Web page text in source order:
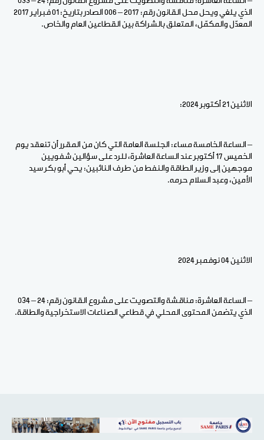
الذي يلغي ويحل محل القانون رقم: 2017 – 006 الصادر بتاريخ: 01 فبراير 2017
المعدّل والمكمّل، المتعلق بالشراكة بين القطاعين العام والخاص.
الاثنين 21 أكتوبر 2024:
– الساعة الخامسة مساء: الجلسة العامة التي كان من المقرر أن تنعقد يوم
الخميس 17 أكتوبر عند الساعة العاشرة، للرد على سؤالين شفويين
موجهين إلى وزير الطاقة والنفط من طرف النائبين: يحي أبو بكر سيد
الأمين، وعبد السلام حرمه.
الاثنين 04 نوفمبر 2024
– الساعة العاشرة: مناقشة والتصويت على مشروع القانون رقم: 24 – 034
الذي يتضمن المحتوى المحلي في قطاعي الصناعات الاستخراجية والطاقة.